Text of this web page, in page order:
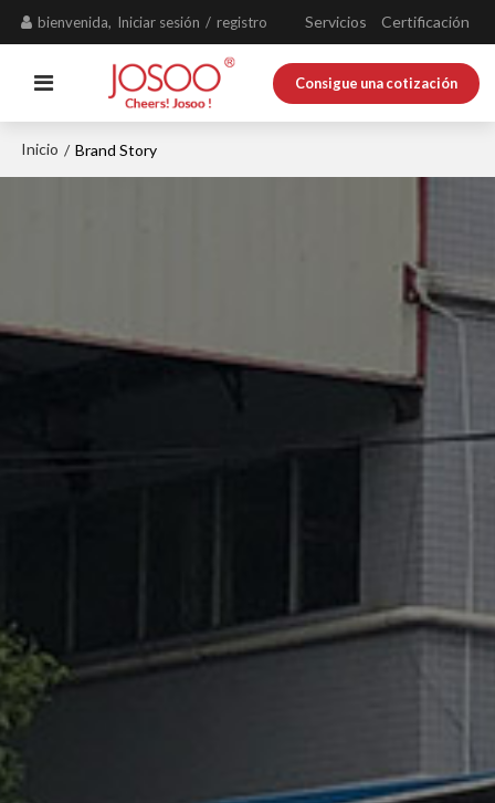
bienvenida, Iniciar sesión / registro Servicios Certificación
Consigue una cotización
Inicio / Brand Story